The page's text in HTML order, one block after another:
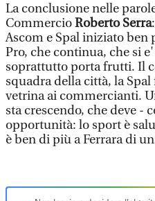
La conclusione nelle
CommercioRoberto Serra
Ascom e Spal iniziato
Pro, che continua, che si
soprattutto porta frutti. Il
squadra della città, la
vetrina ai commercianti.
sta crescendo, che deve -
opportunità: lo sport è
è ben di più a Ferrara di